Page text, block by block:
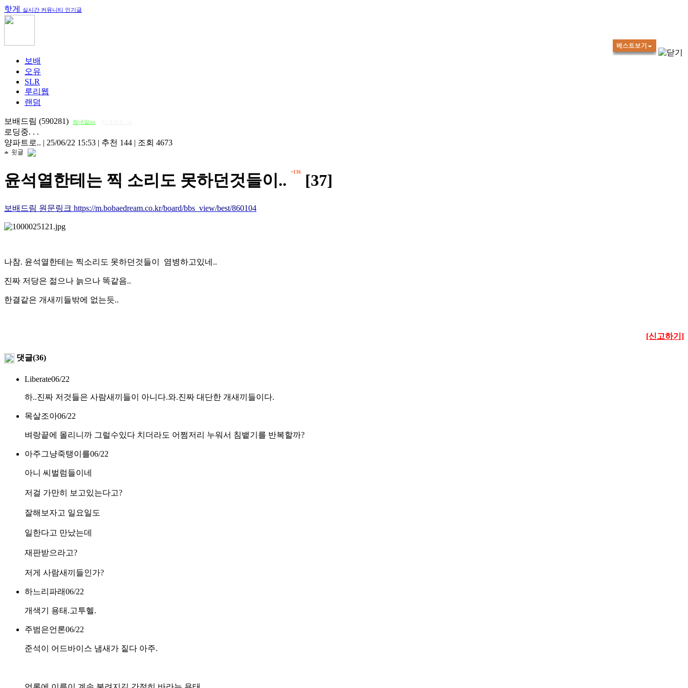
핫게 실시간 커뮤니티 인기글
보배
오유
SLR
루리웹
랜덤
보배드림 (590281) 썸네일on
로딩중. . .
양파트로.. | 25/06/22 15:53 | 추천 144 | 조회 4673
윤석열한테는 찍 소리도 못하던것들이.. +136 [37]
보배드림 원문링크 https://m.bobaedream.co.kr/board/bbs_view/best/860104
나참. 윤석열한테는 찍소리도 못하던것들이 염병하고있네..
진짜 저당은 젊으나 늙으나 똑같음..
한결같은 개새끼들밖에 없는듯..
[신고하기]
댓글(36)
Liberate06/22
하..진짜 저것들은 사람새끼들이 아니다.와.진짜 대단한 개새끼들이다.
목살조아06/22
벼랑끝에 몰리니까 그럴수있다 치더라도 어쩜저리 누워서 침뱉기를 반복할까?
아주그냥죽탱이를06/22
아니 씨벌럼들이네
저걸 가만히 보고있는다고?
잘해보자고 일요일도
일한다고 만났는데
재판받으라고?
저게 사람새끼들인가?
하느리파래06/22
개색기 용태.고투헬.
주범은언론06/22
준석이 어드바이스 냄새가 짙다 아주.